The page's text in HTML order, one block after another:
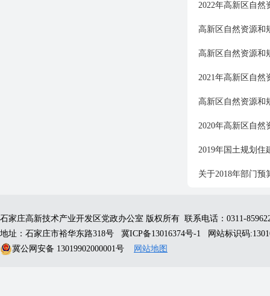
2022年高新区自
高新区自然资源和
高新区自然资源和
2021年高新区自
高新区自然资源和
2020年高新区自然
2019年国土规划住
关于2018年部门预